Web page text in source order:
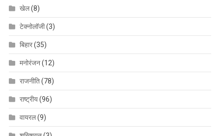
खेल(8)
टेक्नोलॉजी(3)
बिहार(35)
मनोरंजन(12)
राजनीति(78)
राष्ट्रीय(96)
वायरल(9)